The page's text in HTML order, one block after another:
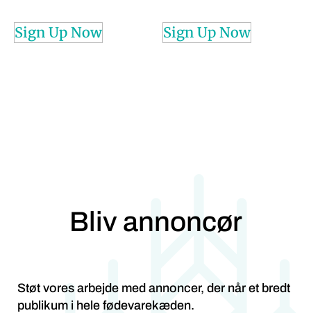
Sign Up Now Sign Up Now
Bliv annoncør
Støt vores arbejde med annoncer, der når et bredt
publikum i hele fødevarekæden.